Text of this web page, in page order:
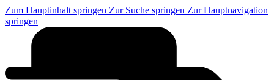
Zum Hauptinhalt springen Zur Suche springen Zur Hauptnavigation
springen